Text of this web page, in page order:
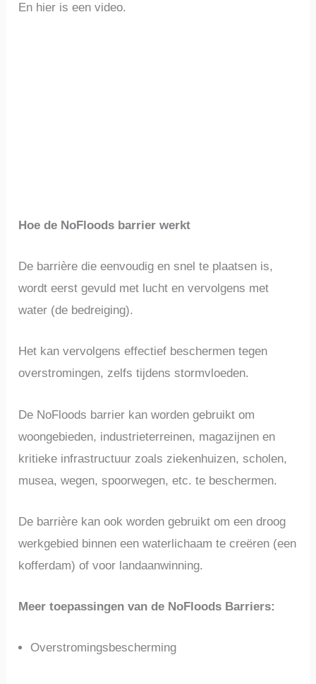
En hier is een video.
Hoe de NoFloods barrier werkt
De barrière die eenvoudig en snel te plaatsen is,
wordt eerst gevuld met lucht en vervolgens met
water (de bedreiging).
Het kan vervolgens effectief beschermen tegen
overstromingen, zelfs tijdens stormvloeden.
De NoFloods barrier kan worden gebruikt om
woongebieden, industrieterreinen, magazijnen en
kritieke infrastructuur zoals ziekenhuizen, scholen,
musea, wegen, spoorwegen, etc. te beschermen.
De barrière kan ook worden gebruikt om een droog
werkgebied binnen een waterlichaam te creëren (een
kofferdam) of voor landaanwinning.
Meer toepassingen van de NoFloods Barriers:
Overstromingsbescherming